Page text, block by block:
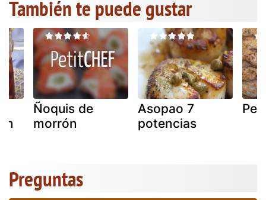
También te puede gustar
Ñoquis de
morrón
Asopao 7
potencias
Preguntas